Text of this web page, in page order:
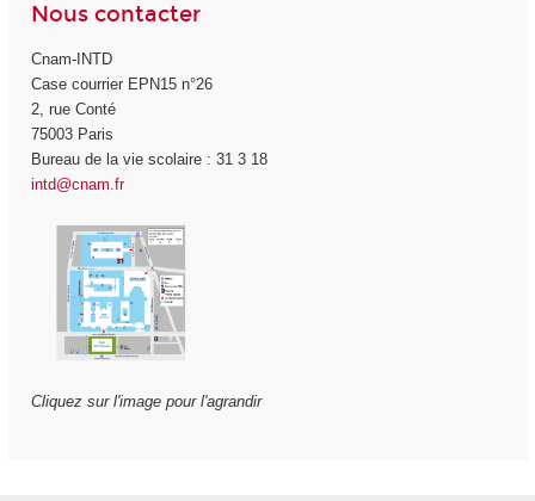
Nous contacter
Cnam-INTD
Case courrier EPN15 n°26
2, rue Conté
75003 Paris
Bureau de la vie scolaire : 31 3 18
intd@cnam.fr
Cliquez sur l'image pour l'agrandir